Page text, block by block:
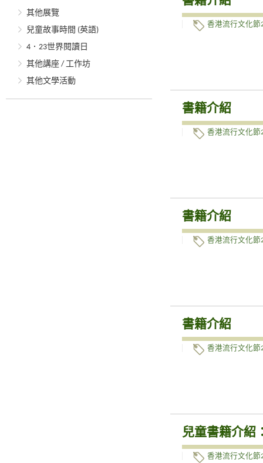
其他展覽
兒童故事時間 (英語)
4．23世界閱讀日
其他講座 / 工作坊
其他文學活動
香港流行文化節
書籍介紹
香港流行文化節
書籍介紹
香港流行文化節
書籍介紹
香港流行文化節
兒童書籍介紹
香港流行文化節